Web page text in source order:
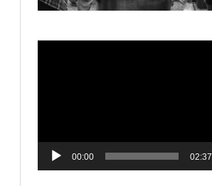
00:00 02:37